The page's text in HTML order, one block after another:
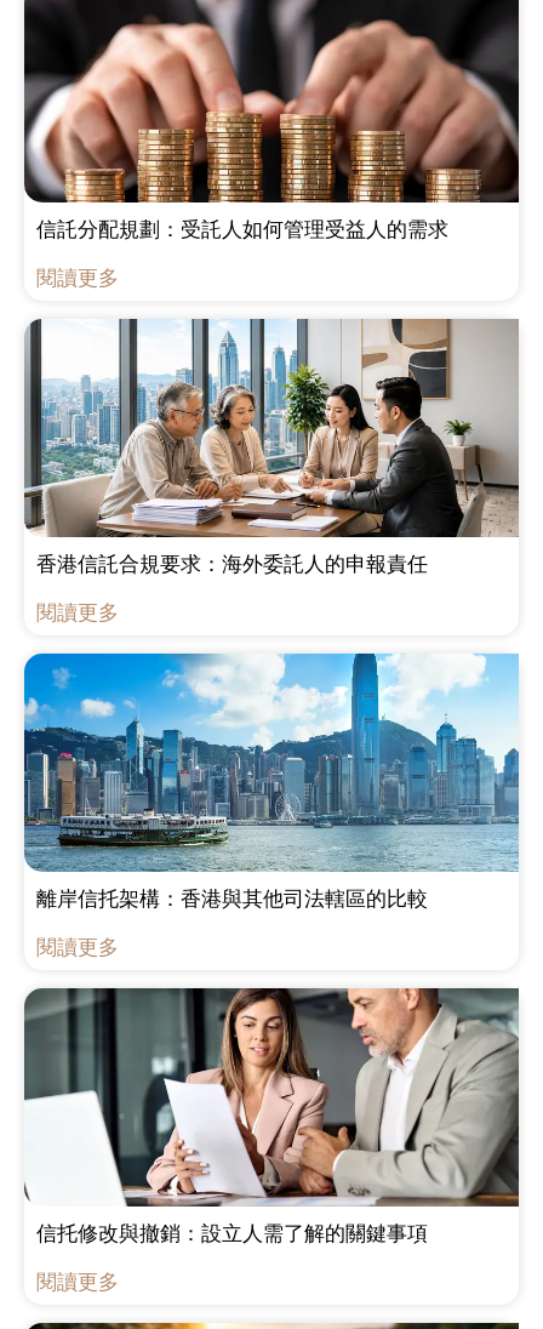
信託分配規劃：受託人如何管理受益人的需求
閱讀更多
香港信託合規要求：海外委託人的申報責任
閱讀更多
離岸信托架構：香港與其他司法轄區的比較
閱讀更多
信托修改與撤銷：設立人需了解的關鍵事項
閱讀更多